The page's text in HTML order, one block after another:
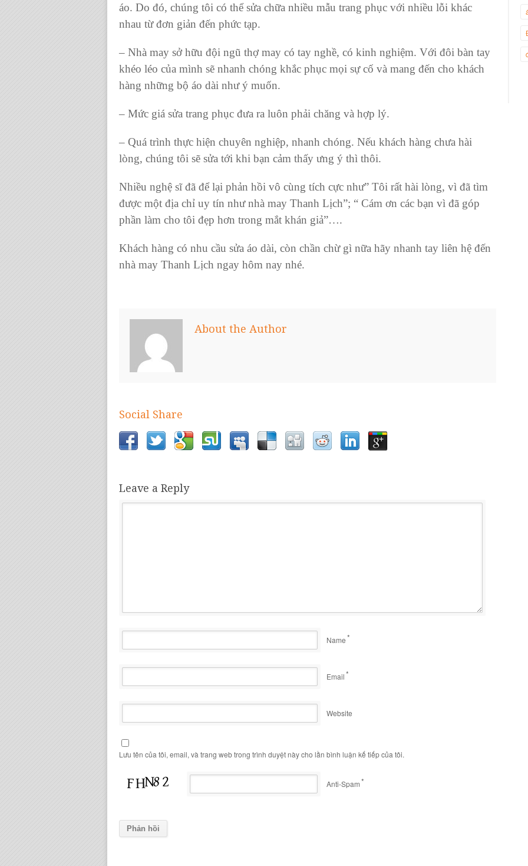
áo. Do đó, chúng tôi có thể sửa chữa nhiều mẫu trang phục với nhiều lỗi khác
nhau từ đơn giản đến phức tạp.
– Nhà may sở hữu đội ngũ thợ may có tay nghề, có kinh nghiệm. Với đôi bàn tay
khéo léo của mình sẽ nhanh chóng khắc phục mọi sự cố và mang đến cho khách
hàng những bộ áo dài như ý muốn.
– Mức giá sửa trang phục đưa ra luôn phải chăng và hợp lý.
– Quá trình thực hiện chuyên nghiệp, nhanh chóng. Nếu khách hàng chưa hài
lòng, chúng tôi sẽ sửa tới khi bạn cảm thấy ưng ý thì thôi.
Nhiều nghệ sĩ đã để lại phản hồi vô cùng tích cực như” Tôi rất hài lòng, vì đã tìm
được một địa chỉ uy tín như nhà may Thanh Lịch”; “ Cám ơn các bạn vì đã góp
phần làm cho tôi đẹp hơn trong mắt khán giả”….
Khách hàng có nhu cầu sửa áo dài, còn chần chừ gì nữa hãy nhanh tay liên hệ đến
nhà may Thanh Lịch ngay hôm nay nhé.
About the Author
Social Share
Leave a Reply
Name*
Email*
Website
Lưu tên của tôi, email, và trang web trong trình duyệt này cho lần bình luận kế tiếp của tôi.
Anti-Spam*